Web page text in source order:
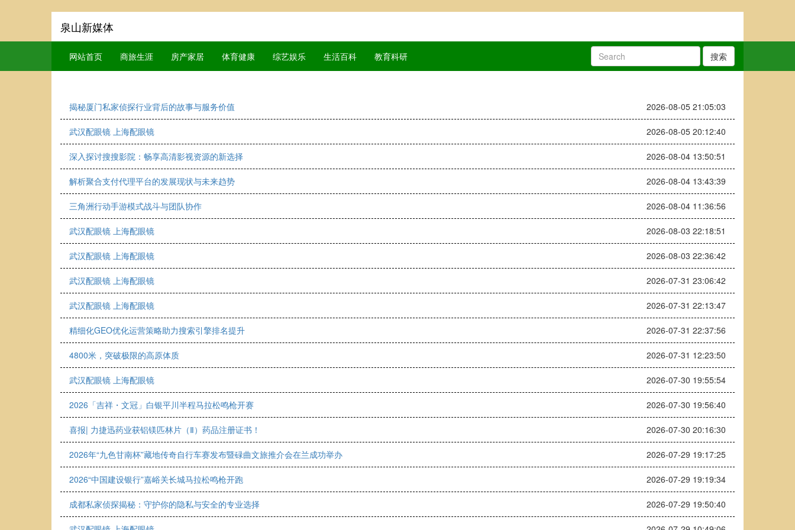
泉山新媒体
网站首页 商旅生涯 房产家居 体育健康 综艺娱乐 生活百科 教育科研 搜索
揭秘厦门私家侦探行业背后的故事与服务价值 2026-08-05 21:05:03
武汉配眼镜 上海配眼镜 2026-08-05 20:12:40
深入探讨搜搜影院：畅享高清影视资源的新选择 2026-08-04 13:50:51
解析聚合支付代理平台的发展现状与未来趋势 2026-08-04 13:43:39
三角洲行动手游模式战斗与团队协作 2026-08-04 11:36:56
武汉配眼镜 上海配眼镜 2026-08-03 22:18:51
武汉配眼镜 上海配眼镜 2026-08-03 22:36:42
武汉配眼镜 上海配眼镜 2026-07-31 23:06:42
武汉配眼镜 上海配眼镜 2026-07-31 22:13:47
精细化GEO优化运营策略助力搜索引擎排名提升 2026-07-31 22:37:56
4800米，突破极限的高原体质 2026-07-31 12:23:50
武汉配眼镜 上海配眼镜 2026-07-30 19:55:54
2026「吉祥・文冠」白银平川半程马拉松鸣枪开赛 2026-07-30 19:56:40
喜报| 力捷迅药业获铝镁匹林片（Ⅱ）药品注册证书！ 2026-07-30 20:16:30
2026年“九色甘南杯”藏地传奇自行车赛发布暨碌曲文旅推介会在兰成功举办 2026-07-29 19:17:25
2026“中国建设银行”嘉峪关长城马拉松鸣枪开跑 2026-07-29 19:19:34
成都私家侦探揭秘：守护你的隐私与安全的专业选择 2026-07-29 19:50:40